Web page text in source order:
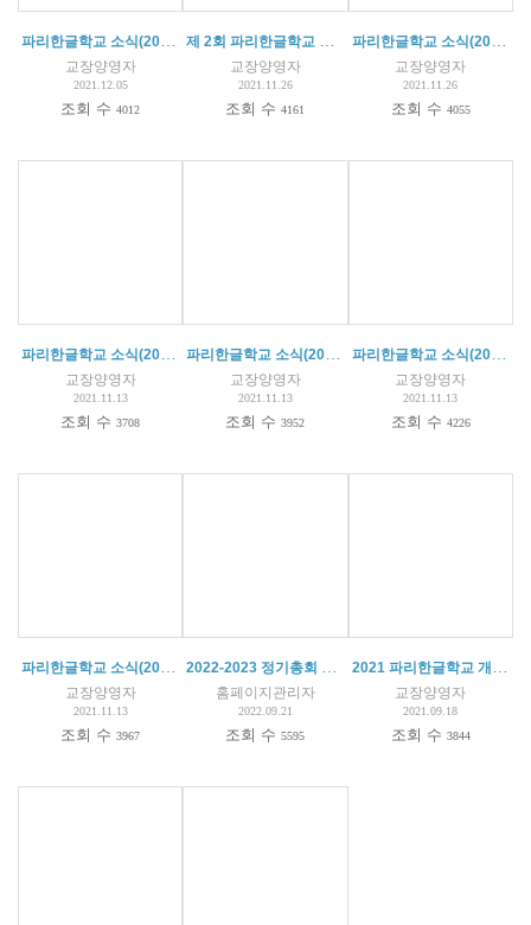
파리한글학교 소식(2021.12.04)
교장양영자
2021.12.05
조회 수4012
제 2회 파리한글학교 말하기 대회
교장양영자
2021.11.26
조회 수4161
파리한글학교 소식(2021.11.26)
교장양영자
2021.11.26
조회 수 4055
파리한글학교 소식(2021.11.13)
교장양영자
2021.11.13
조회 수3708
파리한글학교 소식(2021.10.15)
교장양영자
2021.11.13
조회 수3952
파리한글학교 소식(2021.10.08)
교장양영자
2021.11.13
조회 수 4226
파리한글학교 소식(2021.09.25)
교장양영자
2021.11.13
조회 수3967
2022-2023 정기총회 회의록
홈페이지관리자
2022.09.21
조회 수5595
2021 파리한글학교 개학식 동영상
교장양영자
2021.09.18
조회 수 3844